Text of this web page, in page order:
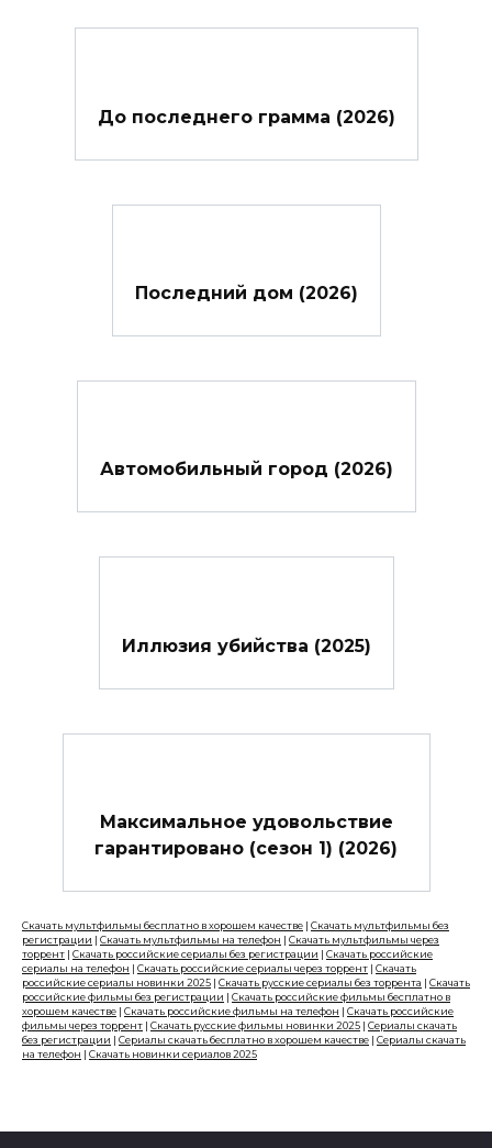
До последнего грамма (2026)
Последний дом (2026)
Автомобильный город (2026)
Иллюзия убийства (2025)
Максимальное удовольствие
гарантировано (сезон 1) (2026)
Скачать мультфильмы бесплатно в хорошем качестве | Скачать мультфильмы без
регистрации | Скачать мультфильмы на телефон | Скачать мультфильмы через
торрент | Скачать российские сериалы без регистрации | Скачать российские
сериалы на телефон | Скачать российские сериалы через торрент | Скачать
российские сериалы новинки 2025 | Скачать русские сериалы без торрента | Скачать
российские фильмы без регистрации | Скачать российские фильмы бесплатно в
хорошем качестве | Скачать российские фильмы на телефон | Скачать российские
фильмы через торрент | Скачать русские фильмы новинки 2025 | Сериалы скачать
без регистрации | Сериалы скачать бесплатно в хорошем качестве | Сериалы скачать
на телефон | Скачать новинки сериалов 2025